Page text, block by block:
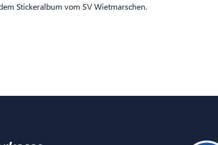
Stickeralbum vom SV Wietmarschen.